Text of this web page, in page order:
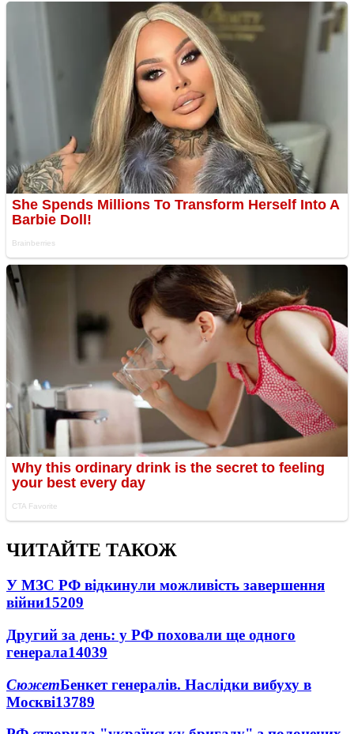
ЧИТАЙТЕ ТАКОЖ
У МЗС РФ відкинули можливість завершення
війни15209
Другий за день: у РФ поховали ще одного
генерала14039
СюжетБенкет генералів. Наслідки вибуху в
Москві13789